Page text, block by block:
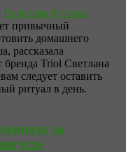
Вечерняя Москва
привычный
домашнего
рассказала
бренда Triol Светлана
следует оставить
ритуал в день.
за